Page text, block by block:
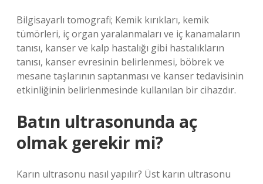
Bilgisayarlı tomografi; Kemik kırıkları, kemik
tümörleri, iç organ yaralanmaları ve iç kanamaların
tanısı, kanser ve kalp hastalığı gibi hastalıkların
tanısı, kanser evresinin belirlenmesi, böbrek ve
mesane taşlarının saptanması ve kanser tedavisinin
etkinliğinin belirlenmesinde kullanılan bir cihazdır.
Batın ultrasonunda aç
olmak gerekir mi?
Karın ultrasonu nasıl yapılır? Üst karın ultrasonu